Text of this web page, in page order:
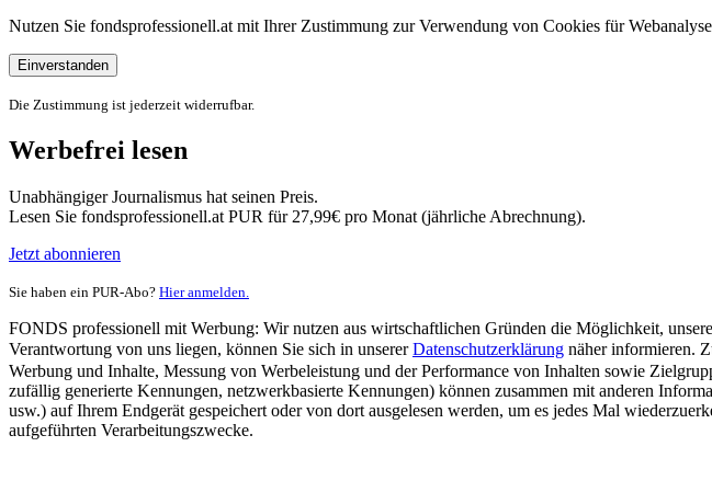
Nutzen Sie fondsprofessionell.at mit Ihrer Zustimmung zur Verwendung von Cookies für
Einverstanden
Die Zustimmung ist jederzeit widerrufbar.
Werbefrei lesen
Unabhängiger Journalismus hat seinen Preis.
Lesen Sie fondsprofessionell.at PUR für 27,99€ pro Monat (jährliche Abrechnung).
Jetzt abonnieren
Sie haben ein PUR-Abo? Hier anmelden.
FONDS professionell mit Werbung: Wir nutzen aus wirtschaftlichen Gründen die Möglichkeit,
Verantwortung von uns liegen, können Sie sich in unsererDatenschutzerklärung näher informieren.
Werbung und Inhalte, Messung von Werbeleistung und der Performance von Inhalten sowie
zufällig generierte Kennungen, netzwerkbasierte Kennungen) können zusammen mit anderen
usw.) auf Ihrem Endgerät gespeichert oder von dort ausgelesen werden, um es jedes Mal
aufgeführten Verarbeitungszwecke.